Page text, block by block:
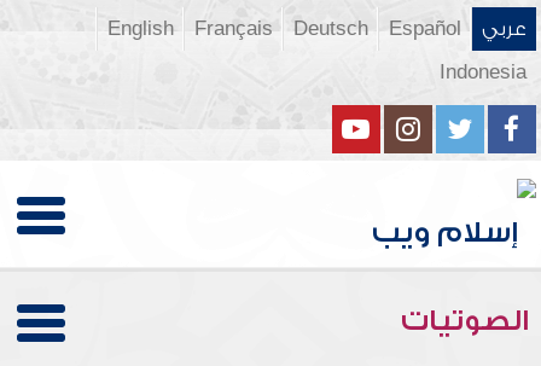
عربي Español
Deutsch
Français
English
Indonesia
الصوتيات